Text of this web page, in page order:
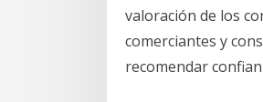
valoración de los
comerciantes y
recomendar